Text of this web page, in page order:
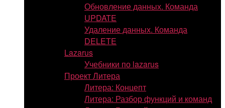
Обновление данных. Команда
UPDATE
Удаление данных. Команда
DELETE
Lazarus
Учебники по lazarus
Проект Литера
Литера: Концепт
Литера: Разбор функций и команд